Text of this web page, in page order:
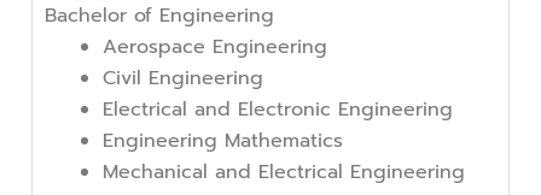
Bachelor of Engineering
Aerospace Engineering
Civil Engineering
Electrical and Electronic Engineering
Engineering Mathematics
Mechanical and Electrical Engineering